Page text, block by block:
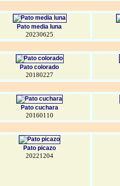
Pato media luna
20230625
Pato colorado
20180227
Pato cuchara
20160110
Pato picazo
20221204